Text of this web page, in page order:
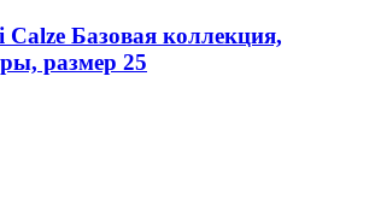
Базовая коллекция,
размер 25